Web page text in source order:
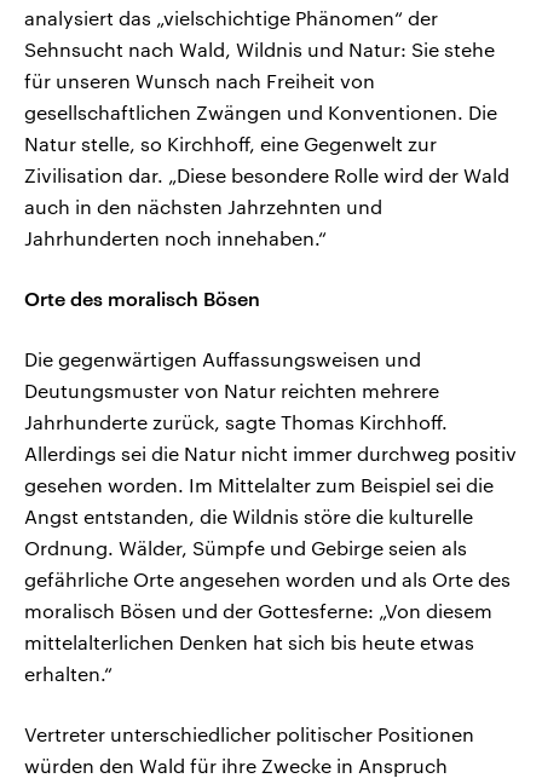
analysiert das „vielschichtige Phänomen“ der
Sehnsucht nach Wald, Wildnis und Natur: Sie stehe
für unseren Wunsch nach Freiheit von
gesellschaftlichen Zwängen und Konventionen. Die
Natur stelle, so Kirchhoff, eine Gegenwelt zur
Zivilisation dar. „Diese besondere Rolle wird der Wald
auch in den nächsten Jahrzehnten und
Jahrhunderten noch innehaben.“
Orte des moralisch Bösen
Die gegenwärtigen Auffassungsweisen und
Deutungsmuster von Natur reichten mehrere
Jahrhunderte zurück, sagte Thomas Kirchhoff.
Allerdings sei die Natur nicht immer durchweg positiv
gesehen worden. Im Mittelalter zum Beispiel sei die
Angst entstanden, die Wildnis störe die kulturelle
Ordnung. Wälder, Sümpfe und Gebirge seien als
gefährliche Orte angesehen worden und als Orte des
moralisch Bösen und der Gottesferne: „Von diesem
mittelalterlichen Denken hat sich bis heute etwas
erhalten.“
Vertreter unterschiedlicher politischer Positionen
würden den Wald für ihre Zwecke in Anspruch